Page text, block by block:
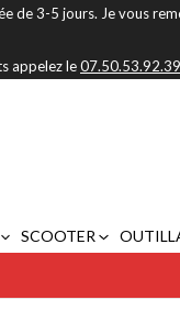
de 3-5 jours. Je vous
appelez le07.50.53.92.39
SCOOTER